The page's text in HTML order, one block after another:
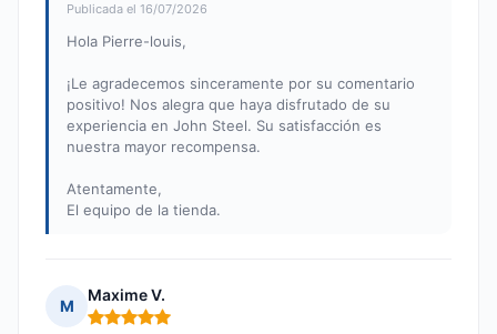
Publicada el 16/07/2026
Hola Pierre-louis,
¡Le agradecemos sinceramente por su comentario
positivo! Nos alegra que haya disfrutado de su
experiencia en John Steel. Su satisfacción es
nuestra mayor recompensa.
Atentamente,
El equipo de la tienda.
M
Maxime V.
Nota: 5 de 5